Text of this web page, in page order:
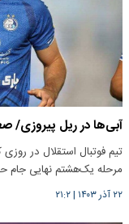
آبی‌ها در ریل پیروزی/
مرحله یک‌هشتم نهایی جام
۲۲ آذر ۱۴۰۳ |۲۱:۲